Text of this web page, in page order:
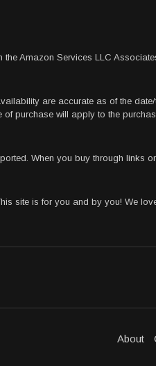
the Amazon Services LLC
are accurate as of the
of purchase will apply to the
When you buy through links
site is for you and by you! We
About